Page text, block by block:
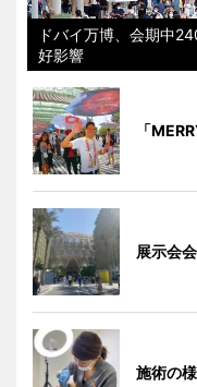
ドバイ万博、会期中
好影響
「
展示会
施術の